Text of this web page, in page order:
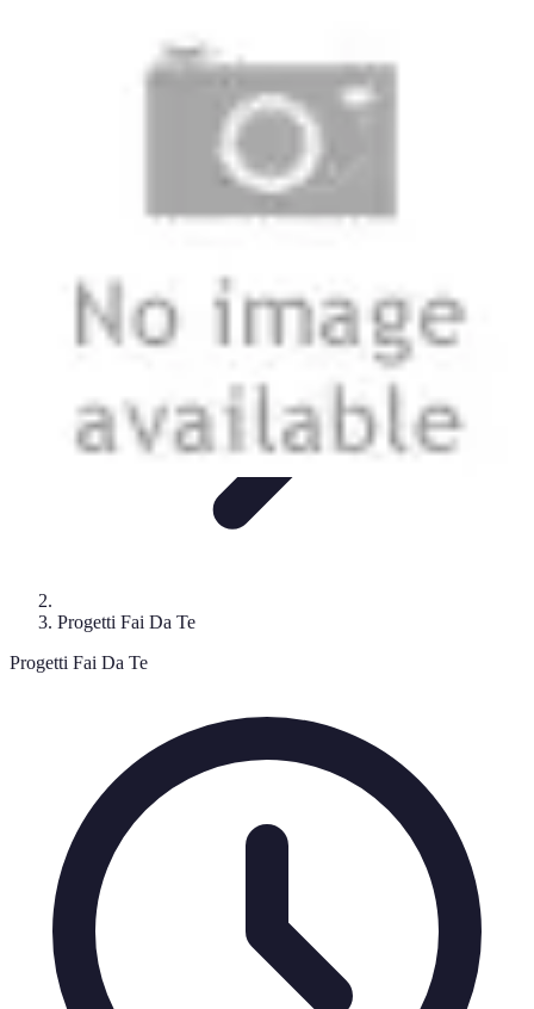
Giardino e Esterni
Giardinaggio Fai Da TeProgetti Creativi
Progetti Fai Da Te
Progetti Fai Da Te